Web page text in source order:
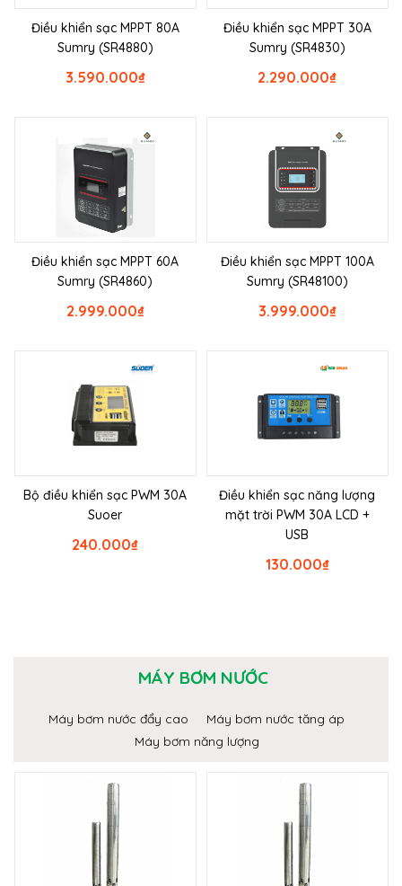
Điều khiển sạc MPPT 80A
Sumry (SR4880)
₫
3.590.000
Điều khiển sạc MPPT 30A
Sumry (SR4830)
₫
2.290.000
Điều khiển sạc MPPT 60A
Sumry (SR4860)
₫
2.999.000
Điều khiển sạc MPPT 100A
Sumry (SR48100)
₫
3.999.000
Bộ điều khiển sạc PWM 30A
Suoer
₫
240.000
Điều khiển sạc năng lượng
mặt trời PWM 30A LCD +
USB
₫
130.000
MÁY BƠM NƯỚC
Máy bơm nước đẩy cao
Máy bơm nước tăng áp
Máy bơm năng lượng